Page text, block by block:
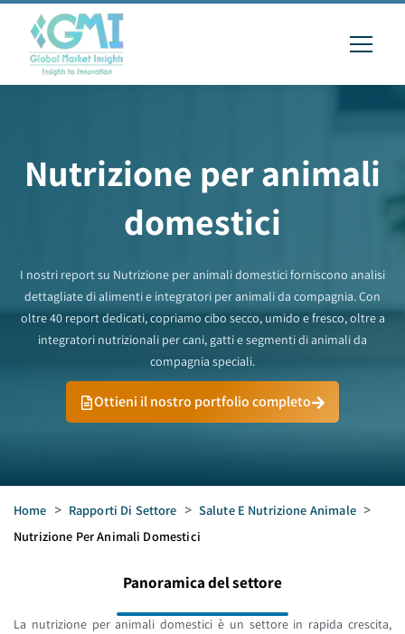
Nutrizione per animali
domestici
I nostri report su Nutrizione per animali domestici forniscono analisi
dettagliate di alimenti e integratori per animali da compagnia. Con
oltre 40 report dedicati, copriamo cibo secco, umido e fresco, oltre a
integratori nutrizionali per cani, gatti e segmenti di animali da
compagnia speciali.
Ottieni il nostro portfolio completo
Home > Rapporti Di Settore > Salute E Nutrizione Animale >
Nutrizione Per Animali Domestici
Panoramica del settore
La nutrizione per animali domestici è un settore in rapida crescita,